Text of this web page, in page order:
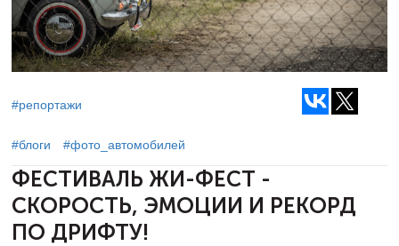
#репортажи
#блоги #фото_автомобилей
ФЕСТИВАЛЬ ЖИ-ФЕСТ -
СКОРОСТЬ, ЭМОЦИИ И РЕКОРД
ПО ДРИФТУ!